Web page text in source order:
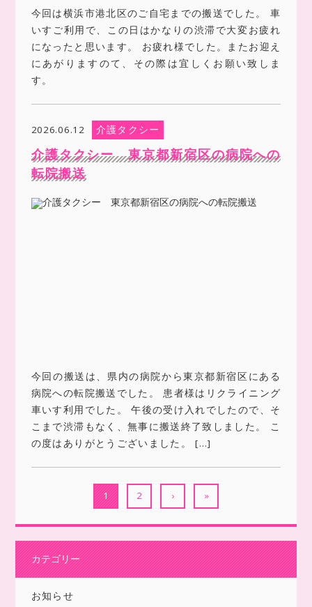
今回は横浜市港北区のご自宅までの搬送でした。 車
いすご利用で、この日はかなりの渋滞で大変お疲れ
になったと思います。 お疲れ様でした。またお迎え
にあがりますのて、その際は宜しくお願い致しま
す。
2026.06.12 介護タクシー
介護タクシー 東京都新宿区の病院への
転院搬送
今回の搬送は、県内の病院から東京都新宿区にある
病院への転院搬送でした。 患者様はリクライニング
車いす利用でした。 午後の受け入れでしたので、そ
こまで渋滞もなく、無事に搬送終了致しました。 こ
の度はありがとうございました。 […]
1 2 › »
カテゴリー
お知らせ